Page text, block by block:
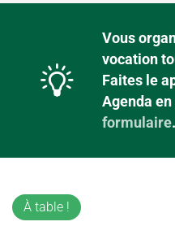
Vous
vocation
Faites le
Agenda
formulaire.
À table !